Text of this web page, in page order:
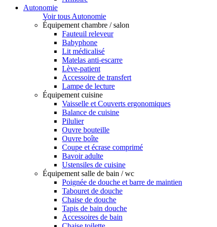
Autonomie
Voir tous Autonomie
Équipement chambre / salon
Fauteuil releveur
Babyphone
Lit médicalisé
Matelas anti-escarre
Lève-patient
Accessoire de transfert
Lampe de lecture
Équipement cuisine
Vaisselle et Couverts ergonomiques
Balance de cuisine
Pilulier
Ouvre bouteille
Ouvre boîte
Coupe et écrase comprimé
Bavoir adulte
Ustensiles de cuisine
Équipement salle de bain / wc
Poignée de douche et barre de maintien
Tabouret de douche
Chaise de douche
Tapis de bain douche
Accessoires de bain